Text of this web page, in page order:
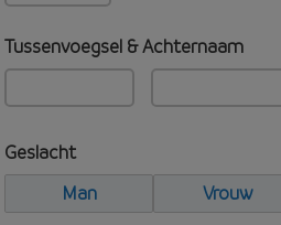
Tussenvoegsel & Achternaam
Geslacht
Man
Vrouw